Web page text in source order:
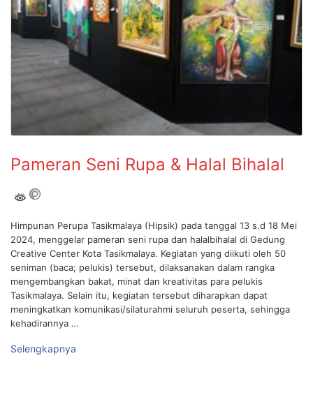
Pameran Seni Rupa & Halal Bihalal
Himpunan Perupa Tasikmalaya (Hipsik) pada tanggal 13 s.d 18 Mei
2024, menggelar pameran seni rupa dan halalbihalal di Gedung
Creative Center Kota Tasikmalaya. Kegiatan yang diikuti oleh 50
seniman (baca; pelukis) tersebut, dilaksanakan dalam rangka
mengembangkan bakat, minat dan kreativitas para pelukis
Tasikmalaya. Selain itu, kegiatan tersebut diharapkan dapat
meningkatkan komunikasi/silaturahmi seluruh peserta, sehingga
kehadirannya …
Selengkapnya